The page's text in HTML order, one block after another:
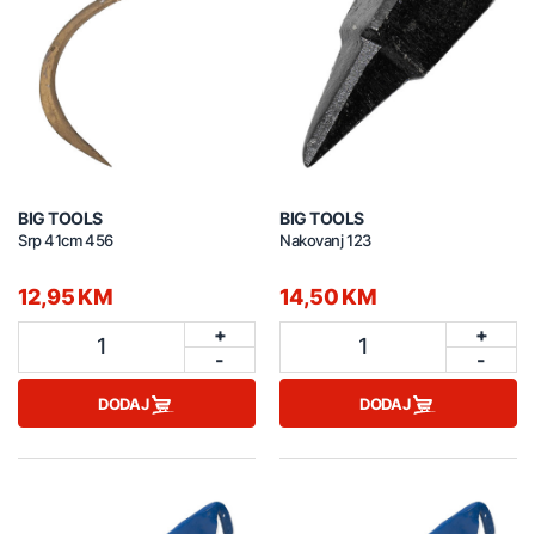
BIG TOOLS
Srp 41cm 456
12,95 KM
1
+
-
DODAJ
BIG TOOLS
Nakovanj 123
14,50 KM
1
+
-
DODAJ